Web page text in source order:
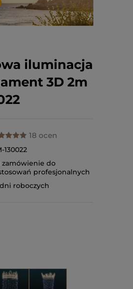
iluminacja
3D 2m
18 ocen
130022
zamówienie do
profesjonalnych
roboczych